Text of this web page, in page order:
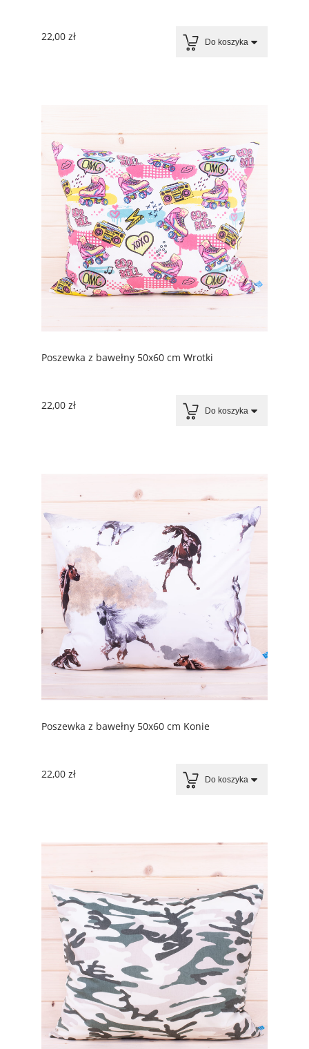
22,00 zł Do koszyka
Poszewka z bawełny 50x60 cm Wrotki
22,00 zł Do koszyka
Poszewka z bawełny 50x60 cm Konie
22,00 zł Do koszyka